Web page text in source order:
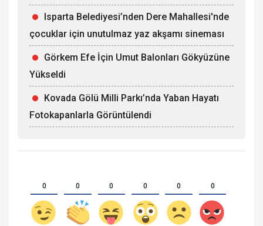
Isparta Belediyesi’nden Dere Mahallesi'nde
çocuklar için unutulmaz yaz akşamı sineması
Görkem Efe İçin Umut Balonları Gökyüzüne
Yükseldi
Kovada Gölü Milli Parkı’nda Yaban Hayatı
Fotokapanlarla Görüntülendi
0 0 0 0 0 0